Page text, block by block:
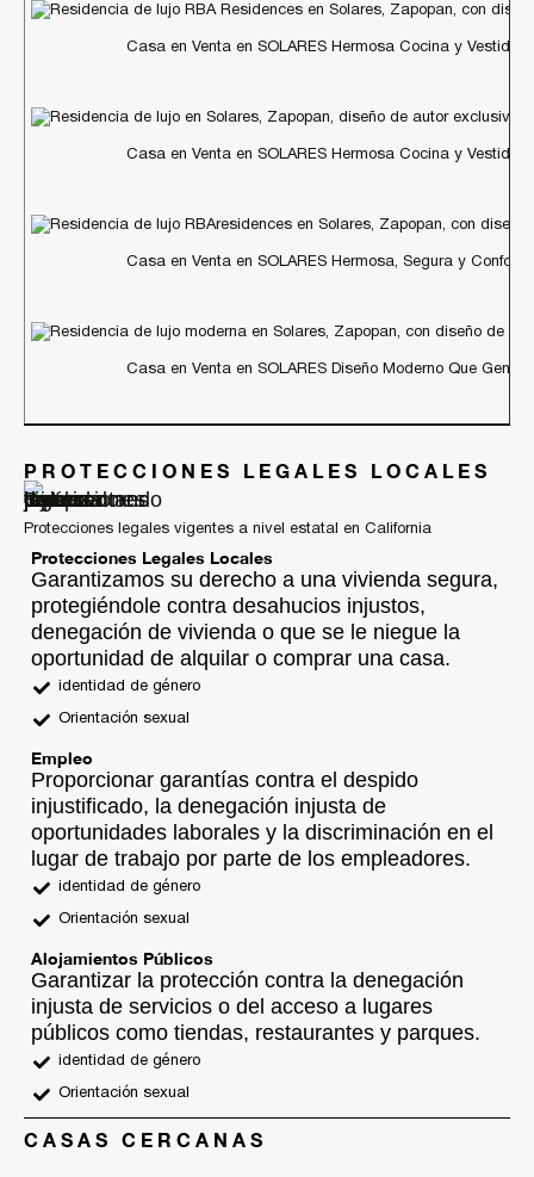
Casa en Venta en SOLARES Hermosa Cocina y
Casa en Venta en SOLARES Hermosa Cocina y
Casa en Venta en SOLARES Hermosa, Segura y
Casa en Venta en SOLARES Diseño Moderno Que
PROTECCIONES LEGALES LOCALES
Protecciones legales vigentes a nivel estatal en California
Protecciones Legales Locales
Garantizamos su derecho a una vivienda segura,
protegiéndole contra desahucios injustos,
denegación de vivienda o que se le niegue la
oportunidad de alquilar o comprar una casa.
identidad de género
Orientación sexual
Empleo
Proporcionar garantías contra el despido
injustificado, la denegación injusta de
oportunidades laborales y la discriminación en el
lugar de trabajo por parte de los empleadores.
identidad de género
Orientación sexual
Alojamientos Públicos
Garantizar la protección contra la denegación
injusta de servicios o del acceso a lugares
públicos como tiendas, restaurantes y parques.
identidad de género
Orientación sexual
CASAS CERCANAS